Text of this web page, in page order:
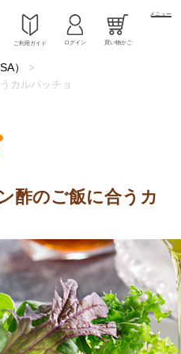
ご利用ガイド ログイン 買い物かご
メニュー
）
>
カルパッチョ
酢のご飯に合うカ